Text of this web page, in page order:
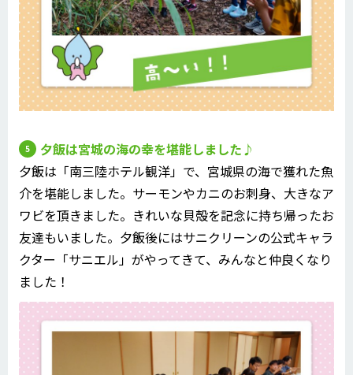
夕飯は宮城の海の幸を堪能しました♪
夕飯は「南三陸ホテル観洋」で、宮城県の海で獲れた魚
介を堪能しました。サーモンやカニのお刺身、大きなア
ワビを頂きました。きれいな貝殻を記念に持ち帰ったお
友達もいました。夕飯後にはサニクリーンの公式キャラ
クター「サニエル」がやってきて、みんなと仲良くなり
ました！